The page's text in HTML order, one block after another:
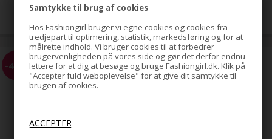
Samtykke til brug af cookies
Hos Fashiongirl bruger vi egne cookies og cookies fra
tredjepart til optimering, statistik, markedsføring og for at
målrette indhold. Vi bruger cookies til at forbedrer
brugervenligheden på vores side og gør det derfor endnu
lettere for at dig at besøge og bruge Fashiongirl.dk. Klik på
"Accepter fuld weboplevelse" for at give dit samtykke til
brugen af cookies.
-43% 100 Voks strips / Wax strips
hårfjerningsstrimler til varm
voks (ansigt / krop)